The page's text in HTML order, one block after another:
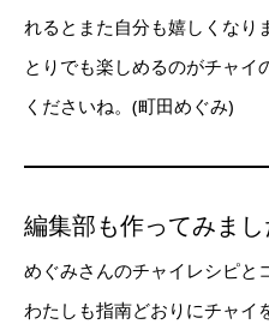
れるとまた自分も嬉しくなり
とりでも楽しめるのがチャイ
くださいね。(町田めぐみ)
編集部も作ってみまし
めぐみさんのチャイレシピと
わたしも指南どおりにチャイ